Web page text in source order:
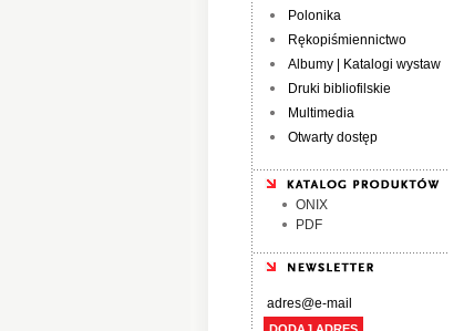
Polonika
Rękopiśmiennictwo
Albumy | Katalogi wystaw
Druki bibliofilskie
Multimedia
Otwarty dostęp
ONIX
PDF